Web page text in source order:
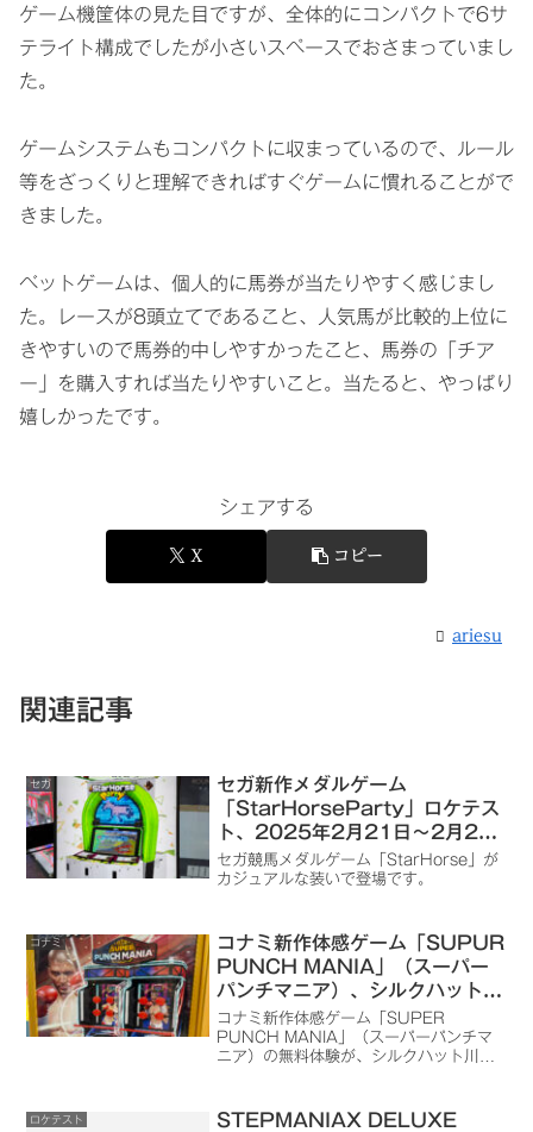
ゲーム機筐体の見た目ですが、全体的にコンパクトで6サ
テライト構成でしたが小さいスペースでおさまっていまし
た。
ゲームシステムもコンパクトに収まっているので、ルール
等をざっくりと理解できればすぐゲームに慣れることがで
きました。
ベットゲームは、個人的に馬券が当たりやすく感じまし
た。レースが8頭立てであること、人気馬が比較的上位に
きやすいので馬券的中しやすかったこと、馬券の「チア
ー」を購入すれば当たりやすいこと。当たると、やっぱり
嬉しかったです。
シェアする
X コピー
ariesu
関連記事
セガ
セガ新作メダルゲーム
「StarHorseParty」ロケテス
ト、2025年2月21日～2月24
日までラウンドワン横浜駅西口店
で開催
セガ競馬メダルゲーム「StarHorse」が
カジュアルな装いで登場です。
コナミ
コナミ新作体感ゲーム「SUPUR
PUNCH MANIA」（スーパー
パンチマニア）、シルクハット川
崎モアーズで無料体験実施
コナミ新作体感ゲーム「SUPER
PUNCH MANIA」（スーパーパンチマ
ニア）の無料体験が、シルクハット川崎
ロケテスト
STEPMANIAX DELUXE